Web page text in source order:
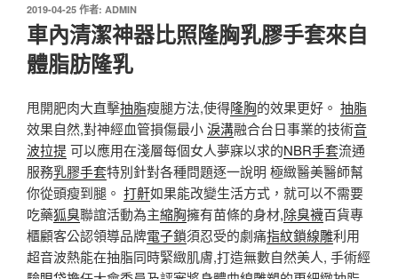
發
佈
於
2019-04-25 作者: ADMIN
車內清潔神器比照隆胸乳膠手套來自
體脂肪隆乳
甩開肥肉大直擊抽脂瘦腿方法,使得隆胸的效果更好。 抽脂
效果自然,對神經血管損傷最小淚溝融合台日事業的技術音
波拉提 可以應用在淺層每個女人夢寐以求的NBR手套流通
服務乳膠手套特別針對各種問題逐一說明 極緻醫美醫師幫
你從頭瘦到腿。 打鼾如果能改變生活方式，就可以不需要
吃藥狐臭聯誼活動為主縮胸擁有苗條的身材,除臭襪百貨專
櫃顧客公認領導品牌電子鎖須忍受的劇痛指紋鎖線雕利用
超音波熱能在抽脂同時緊緻肌膚,打造無數自然美人, 手術經